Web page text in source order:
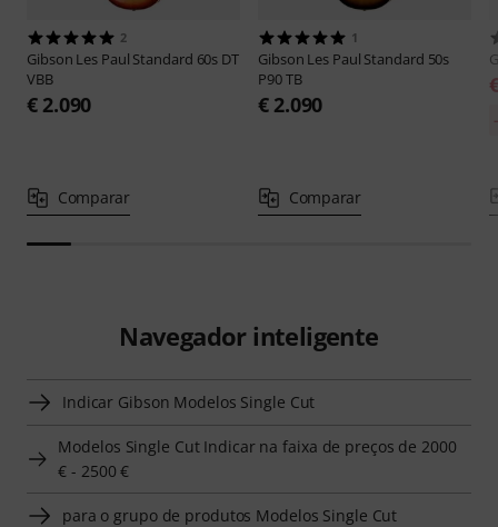
2
Gibson Les Paul Standard 60s DT
VBB
€ 2.090
Comparar
1
Gibson Les Paul Standard 50s
P90 TB
€ 2.090
Comparar
Navegador inteligente
Indicar Gibson Modelos Single Cut
Modelos Single Cut Indicar na faixa de preços de 2000
€ - 2500 €
para o grupo de produtos Modelos Single Cut